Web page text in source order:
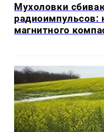
Мухоловки
радиоимпульсов:
магнитного